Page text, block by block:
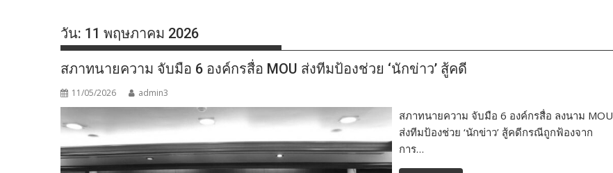
วัน: 11 พฤษภาคม 2026
สภาทนายความ จับมือ 6 องค์กรสื่อ MOU ส่งทีมป้องช่วย ‘นักข่าว’ สู้คดี
11/05/2026 admin3
สภาทนายความ จับมือ 6 องค์กรสื่อ ลงนาม MOU
ส่งทีมป้องช่วย ‘นักข่าว’ สู้คดีกรณีถูกฟ้องจาก
การ…